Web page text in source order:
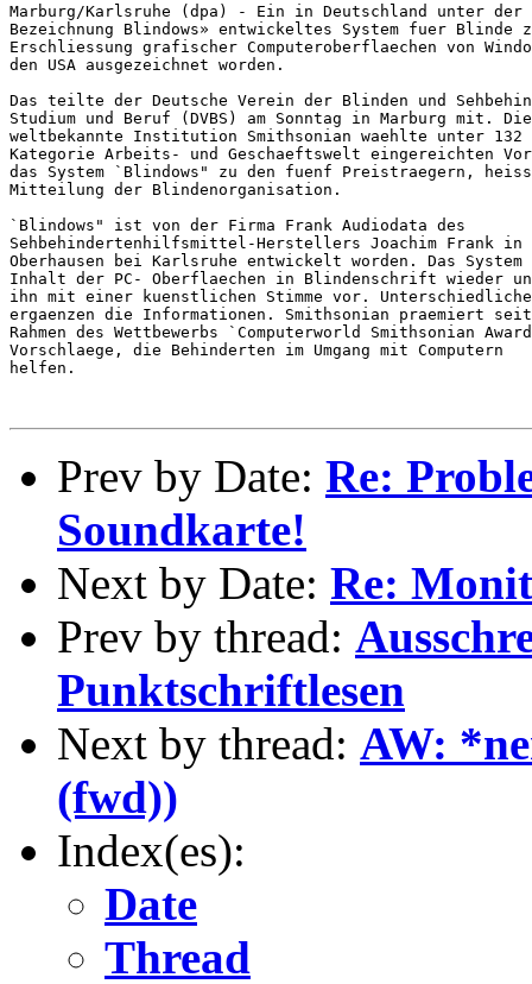
Marburg/Karlsruhe (dpa) - Ein in Deutschland unter der
Bezeichnung Blindows» entwickeltes System fuer Blinde
Erschliessung grafischer Computeroberflaechen von
den USA ausgezeichnet worden.
Das teilte der Deutsche Verein der Blinden und
Studium und Beruf (DVBS) am Sonntag in Marburg mit. Die
weltbekannte Institution Smithsonian waehlte unter
Kategorie Arbeits- und Geschaeftswelt eingereichten
das System `Blindows" zu den fuenf Preistraegern,
Mitteilung der Blindenorganisation.
`Blindows" ist von der Firma Frank Audiodata des
Sehbehindertenhilfsmittel-Herstellers Joachim Frank in
Oberhausen bei Karlsruhe entwickelt worden. Das
Inhalt der PC- Oberflaechen in Blindenschrift wieder
ihn mit einer kuenstlichen Stimme vor. Unterschiedliche
ergaenzen die Informationen. Smithsonian praemiert
Rahmen des Wettbewerbs `Computerworld Smithsonian
Vorschlaege, die Behinderten im Umgang mit Computern
helfen.
Prev by Date: Re:
Soundkarte!
Next by Date: Re:
Prev by thread:
Punktschriftlesen
Next by thread: AW:
(fwd))
Index(es):
Date
Thread